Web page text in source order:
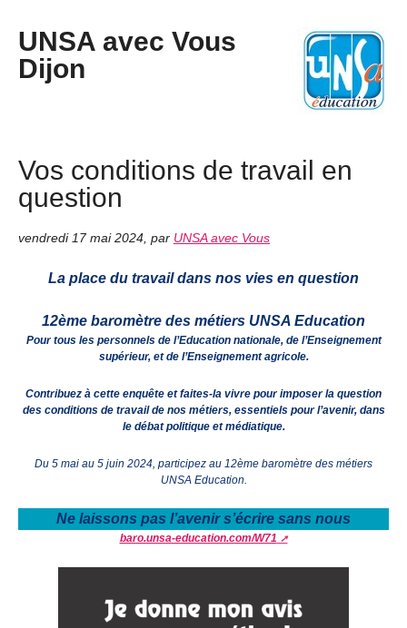
UNSA avec Vous
Dijon
Vos conditions de travail en
question
vendredi 17 mai 2024 par UNSA avec Vous
La place du travail dans nos vies en question
12ème baromètre des métiers UNSA Education
Pour tous les personnels de l’Education nationale, de l’Enseignement
supérieur, et de l’Enseignement agricole.
Contribuez à cette enquête et faites-la vivre pour imposer la question
des conditions de travail de nos métiers, essentiels pour l’avenir, dans
le débat politique et médiatique.
Du 5 mai au 5 juin 2024, participez au 12ème baromètre des métiers
UNSA Education.
Ne laissons pas l’avenir s’écrire sans nous
baro.unsa-education.com/W71